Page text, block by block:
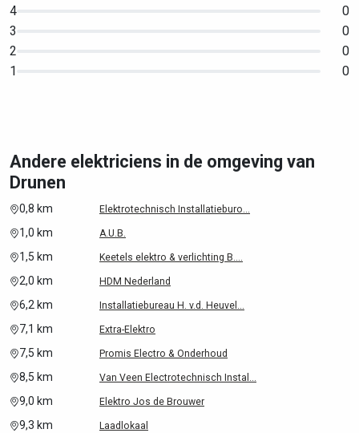
4
0
3
0
2
0
1
0
Andere elektriciens in de omgeving van
Drunen
0,8 km Elektrotechnisch Installatieburo...
1,0 km A.U.B.
1,5 km Keetels elektro & verlichting B....
2,0 km HDM Nederland
6,2 km Installatiebureau H. v.d. Heuvel...
7,1 km Extra-Elektro
7,5 km Promis Electro & Onderhoud
8,5 km Van Veen Electrotechnisch Instal...
9,0 km Elektro Jos de Brouwer
9,3 km Laadlokaal